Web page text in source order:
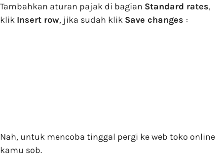
Tambahkan aturan pajak di bagian Standard rates,
klik Insert row, jika sudah klik Save changes :
Nah, untuk mencoba tinggal pergi ke web toko online
kamu sob.